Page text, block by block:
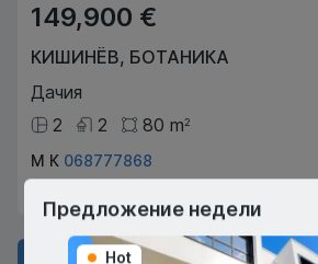
149,900 €
КИШИНЁВ, БОТАНИКА
Дачия
2
2 80 m2
М К 068777868
Агент по недвижимости
Предложение недели
Hot